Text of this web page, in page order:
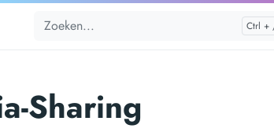
Sharing